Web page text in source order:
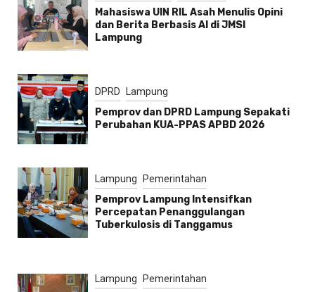
Mahasiswa UIN RIL Asah Menulis Opini
dan Berita Berbasis AI di JMSI
Lampung
DPRD Lampung
Pemprov dan DPRD Lampung Sepakati
Perubahan KUA-PPAS APBD 2026
Lampung Pemerintahan
Pemprov Lampung Intensifkan
Percepatan Penanggulangan
Tuberkulosis di Tanggamus
Lampung Pemerintahan